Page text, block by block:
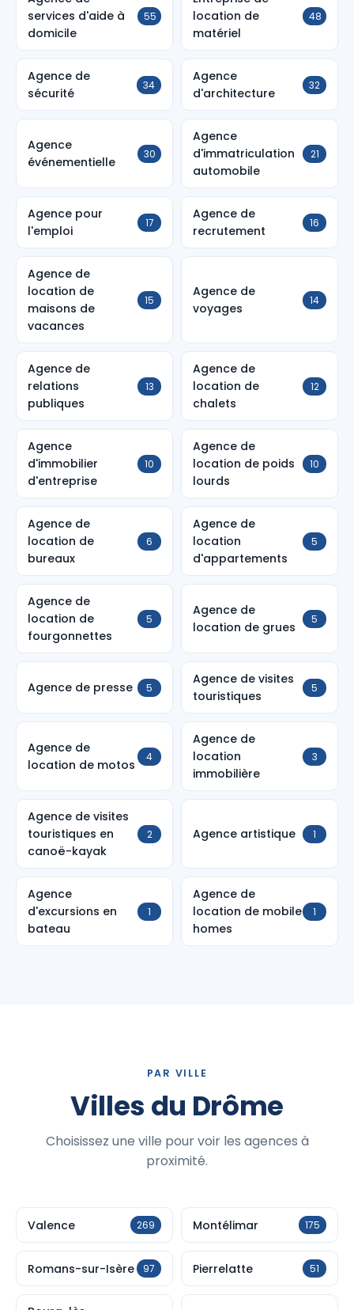
services d'aide à
domicile
55
location de
matériel
48
Agence de
sécurité
34
Agence
d'architecture
32
Agence
événementielle
30
Agence
d'immatriculation
automobile
21
Agence pour
l'emploi
17
Agence de
recrutement
16
Agence de
location de
maisons de
vacances
15
Agence de
voyages
14
Agence de
relations
publiques
13
Agence de
location de
chalets
12
Agence
d'immobilier
d'entreprise
10
Agence de
location de poids
lourds
10
Agence de
location de
bureaux
6
Agence de
location
d'appartements
5
Agence de
location de
fourgonnettes
5
Agence de
location de grues
5
Agence de presse 5
Agence de visites
touristiques
5
Agence de
location de motos
4
Agence de
location
immobilière
3
Agence de visites
touristiques en
canoë-kayak
2 Agence artistique 1
Agence
d'excursions en
bateau
1
Agence de
location de mobile
homes
1
PAR VILLE
Villes du Drôme
Choisissez une ville pour voir les agences à
proximité.
Valence 269 Montélimar 175
Romans-sur-Isère 97 Pierrelatte 51